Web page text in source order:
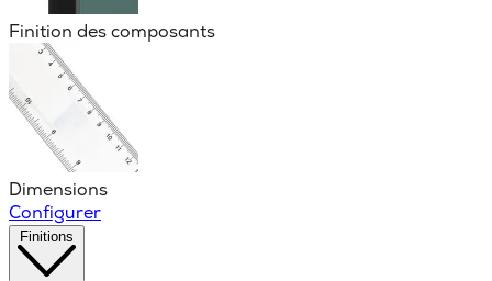
Finition des composants
Dimensions
Configurer